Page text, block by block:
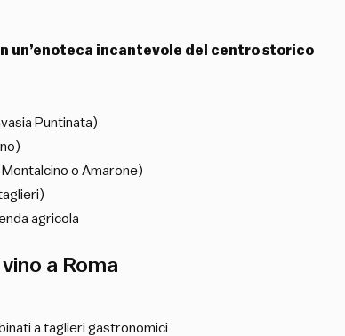
un’enoteca incantevole del centro storico
Puntinata)
o Amarone)
agricola
a Roma
a taglieri gastronomici